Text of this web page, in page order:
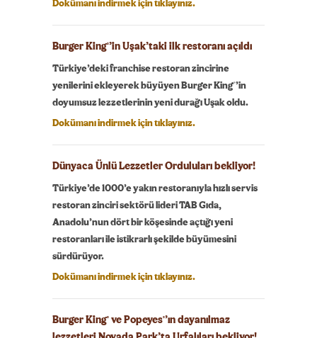
Dokümanı indirmek için tıklayınız.
Burger King®’in Uşak’taki ilk restoranı açıldı
Türkiye’deki franchise restoran zincirine
yenilerini ekleyerek büyüyen Burger King®’in
doyumsuz lezzetlerinin yeni durağı Uşak oldu.
Dokümanı indirmek için tıklayınız.
Dünyaca Ünlü Lezzetler Orduluları bekliyor!
Türkiye’de 1000’e yakın restoranıyla hızlı servis
restoran zinciri sektörü lideri TAB Gıda,
Anadolu’nun dört bir köşesinde açtığı yeni
restoranları ile istikrarlı şekilde büyümesini
sürdürüyor.
Dokümanı indirmek için tıklayınız.
Burger King® ve Popeyes®’ın dayanılmaz